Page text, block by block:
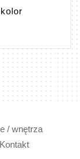
/ wnętrza
Kontakt